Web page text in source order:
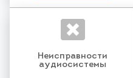
Неисправности
аудиосистемы